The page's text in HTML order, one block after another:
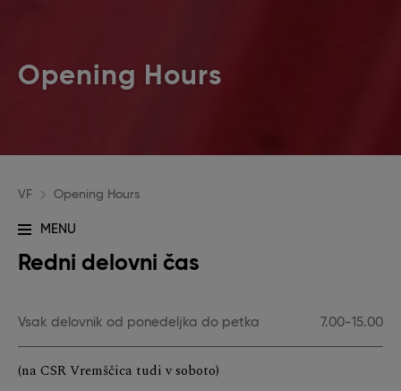
Opening Hours
VF Opening Hours
Redni delovni čas
Vsak delovnik od ponedeljka do petka 7.00-15.00
(na CSR Vremščica tudi v soboto)
MENU